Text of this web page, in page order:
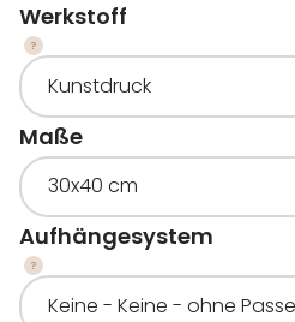
Werkstoff
Maße
Aufhängesystem